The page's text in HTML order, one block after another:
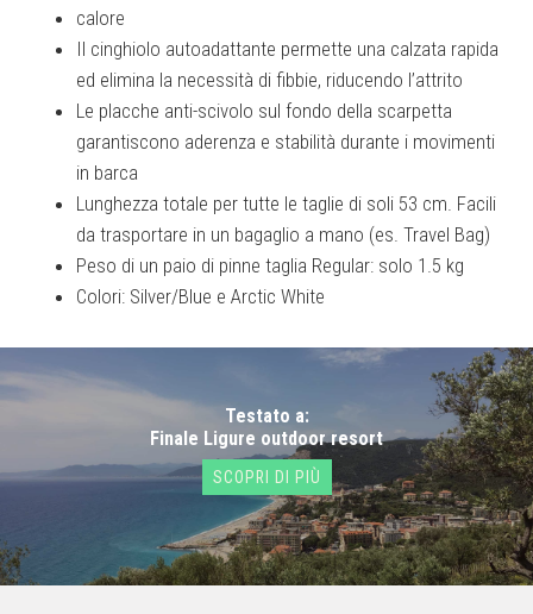
calore
Il cinghiolo autoadattante permette una calzata rapida
ed elimina la necessità di fibbie, riducendo l’attrito
Le placche anti-scivolo sul fondo della scarpetta
garantiscono aderenza e stabilità durante i movimenti
in barca
Lunghezza totale per tutte le taglie di soli 53 cm. Facili
da trasportare in un bagaglio a mano (es. Travel Bag)
Peso di un paio di pinne taglia Regular: solo 1.5 kg
Colori: Silver/Blue e Arctic White
Testato a:
Finale Ligure outdoor resort
SCOPRI DI PIÙ